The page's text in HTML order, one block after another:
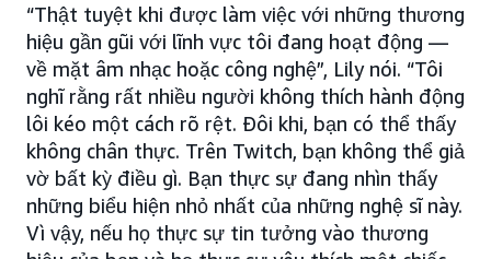
“Thật tuyệt khi được làm việc với những thương
hiệu gần gũi với lĩnh vực tôi đang hoạt động —
về mặt âm nhạc hoặc công nghệ”, Lily nói. “Tôi
nghĩ rằng rất nhiều người không thích hành động
lôi kéo một cách rõ rệt. Đôi khi, bạn có thể thấy
không chân thực. Trên Twitch, bạn không thể giả
vờ bất kỳ điều gì. Bạn thực sự đang nhìn thấy
những biểu hiện nhỏ nhất của những nghệ sĩ này.
Vì vậy, nếu họ thực sự tin tưởng vào thương